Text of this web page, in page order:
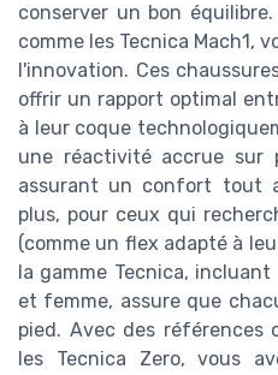
conserver un bon
comme les Tecnica Mach1,
l'innovation. Ces
offrir un rapport optimal
à leur coque
une réactivité accrue sur
assurant un confort tout
plus, pour ceux qui
(comme un flex adapté à
la gamme Tecnica,
et femme, assure que
pied. Avec des références
les Tecnica Zero, vous